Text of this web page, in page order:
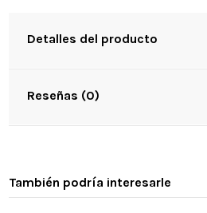
Detalles del producto
Reseñas (0)
También podría interesarle